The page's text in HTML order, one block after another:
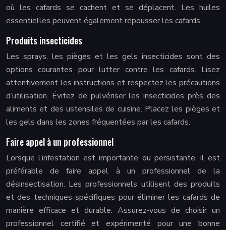
où les cafards se cachent et se déplacent. Les huiles
essentielles peuvent également repousser les cafards.
Produits insecticides
Les sprays, les pièges et les gels insecticides sont des
options courantes pour lutter contre les cafards. Lisez
attentivement les instructions et respectez les précautions
d’utilisation. Évitez de pulvériser les insecticides près des
aliments et des ustensiles de cuisine. Placez les pièges et
les gels dans les zones fréquentées par les cafards.
Faire appel à un professionnel
Lorsque l’infestation est importante ou persistante, il est
préférable de faire appel à un professionnel de la
désinsectisation. Les professionnels utilisent des produits
et des techniques spécifiques pour éliminer les cafards de
manière efficace et durable. Assurez-vous de choisir un
professionnel certifié et expérimenté pour une bonne